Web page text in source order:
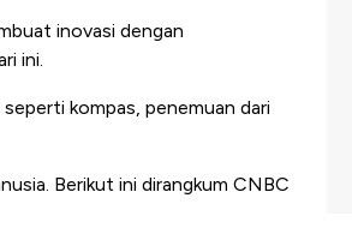
inovasi dengan
ini.
kompas, penemuan dari
Berikut ini dirangkum CNBC